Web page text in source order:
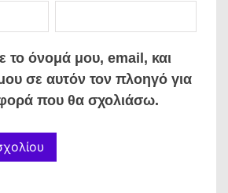
το όνομά μου, email, και
σε αυτόν τον πλοηγό για
που θα σχολιάσω.